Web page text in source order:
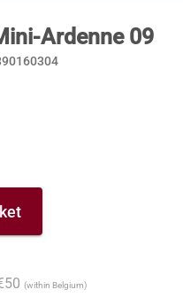
Ardenne 09
(within Belgium)